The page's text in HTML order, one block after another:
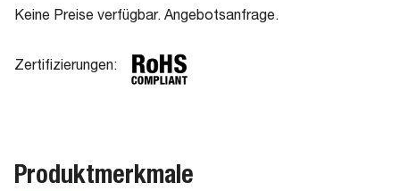
Keine Preise verfügbar. Angebotsanfrage.
Zertifizierungen:
Produktmerkmale